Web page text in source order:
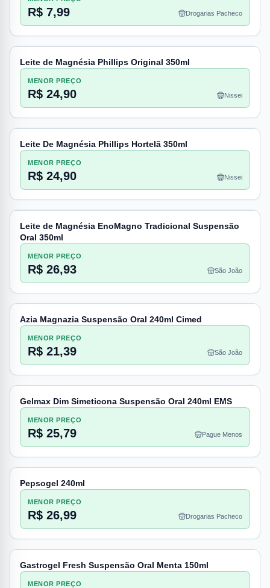
R$ 7,99 Drogarias Pacheco
Leite de Magnésia Phillips Original 350ml
MENOR PREÇO
R$ 24,90 Nissei
Leite De Magnésia Phillips Hortelã 350ml
MENOR PREÇO
R$ 24,90 Nissei
Leite de Magnésia EnoMagno Tradicional Suspensão
Oral 350ml
MENOR PREÇO
R$ 26,93 São João
Azia Magnazia Suspensão Oral 240ml Cimed
MENOR PREÇO
R$ 21,39 São João
Gelmax Dim Simeticona Suspensão Oral 240ml EMS
MENOR PREÇO
R$ 25,79 Pague Menos
Pepsogel 240ml
MENOR PREÇO
R$ 26,99 Drogarias Pacheco
Gastrogel Fresh Suspensão Oral Menta 150ml
MENOR PREÇO